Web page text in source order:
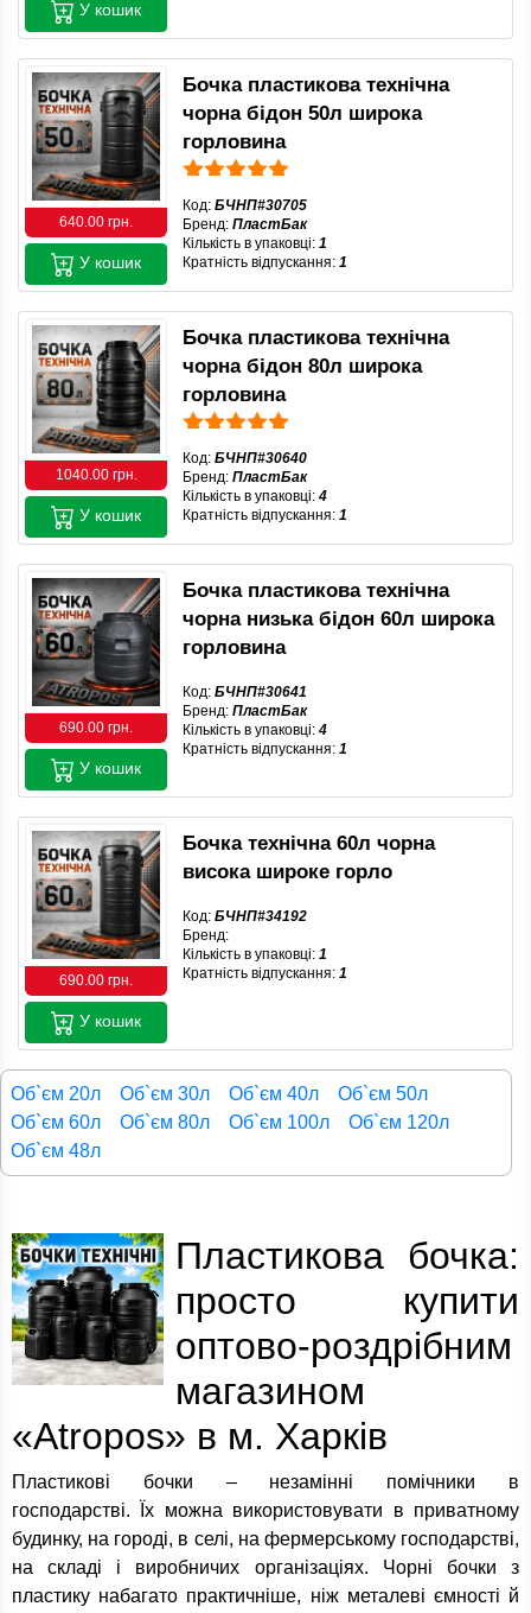
У кошик
640.00 грн.
Бочка пластикова технічна
чорна бідон 50л широка
горловина
Код: БЧНП#30705
Бренд: ПластБак
Кількість в упаковці: 1
Кратність відпускання: 1
У кошик
1040.00 грн.
Бочка пластикова технічна
чорна бідон 80л широка
горловина
Код: БЧНП#30640
Бренд: ПластБак
Кількість в упаковці: 4
Кратність відпускання: 1
У кошик
690.00 грн.
Бочка пластикова технічна
чорна низька бідон 60л широка
горловина
Код: БЧНП#30641
Бренд: ПластБак
Кількість в упаковці: 4
Кратність відпускання: 1
У кошик
690.00 грн.
Бочка технічна 60л чорна
висока широке горло
Код: БЧНП#34192
Бренд:
Кількість в упаковці: 1
Кратність відпускання: 1
У кошик
Об`єм 20л Об`єм 30л Об`єм 40л
Об`єм 50л
Об`єм 60л
Об`єм 80л Об`єм 100л
Об`єм 120л
Об`єм 48л
Пластикова бочка:
просто купити
оптово-роздрібним
магазином
«Atropos» в м. Харків
Пластикові бочки – незамінні помічники в
господарстві. Їх можна використовувати в приватному
будинку, на городі, в селі, на фермерському господарстві,
на складі і виробничих організаціях. Чорні бочки з
пластику набагато практичніше, ніж металеві ємності й